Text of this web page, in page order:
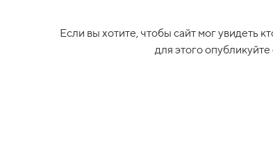
Если вы хотите, чтобы сайт мог увидеть
для этого опубликуйте